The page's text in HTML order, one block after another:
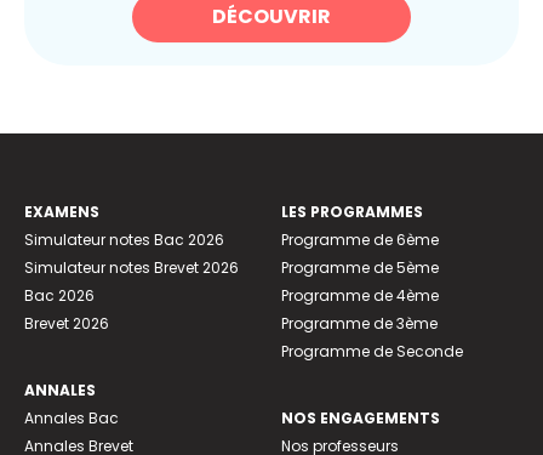
DÉCOUVRIR
EXAMENS
Simulateur notes Bac 2026
Simulateur notes Brevet 2026
Bac 2026
Brevet 2026
ANNALES
Annales Bac
Annales Brevet
LES PROGRAMMES
Programme de 6ème
Programme de 5ème
Programme de 4ème
Programme de 3ème
Programme de Seconde
NOS ENGAGEMENTS
Nos professeurs